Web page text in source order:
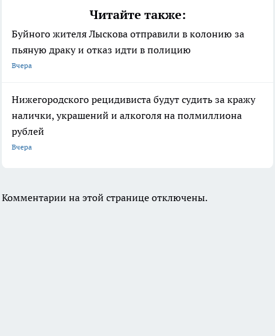
Читайте также:
Буйного жителя Лыскова отправили в колонию за
пьяную драку и отказ идти в полицию
Вчера
Нижегородского рецидивиста будут судить за кражу
налички, украшений и алкоголя на полмиллиона
рублей
Вчера
Комментарии на этой странице отключены.